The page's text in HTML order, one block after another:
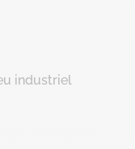
industriel